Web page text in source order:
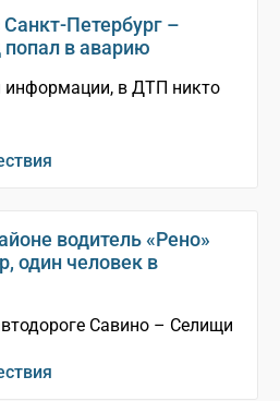
Петербург –
попал в аварию
информации, в ДТП никто
водитель «Рено»
один человек в
Савино – Селищи